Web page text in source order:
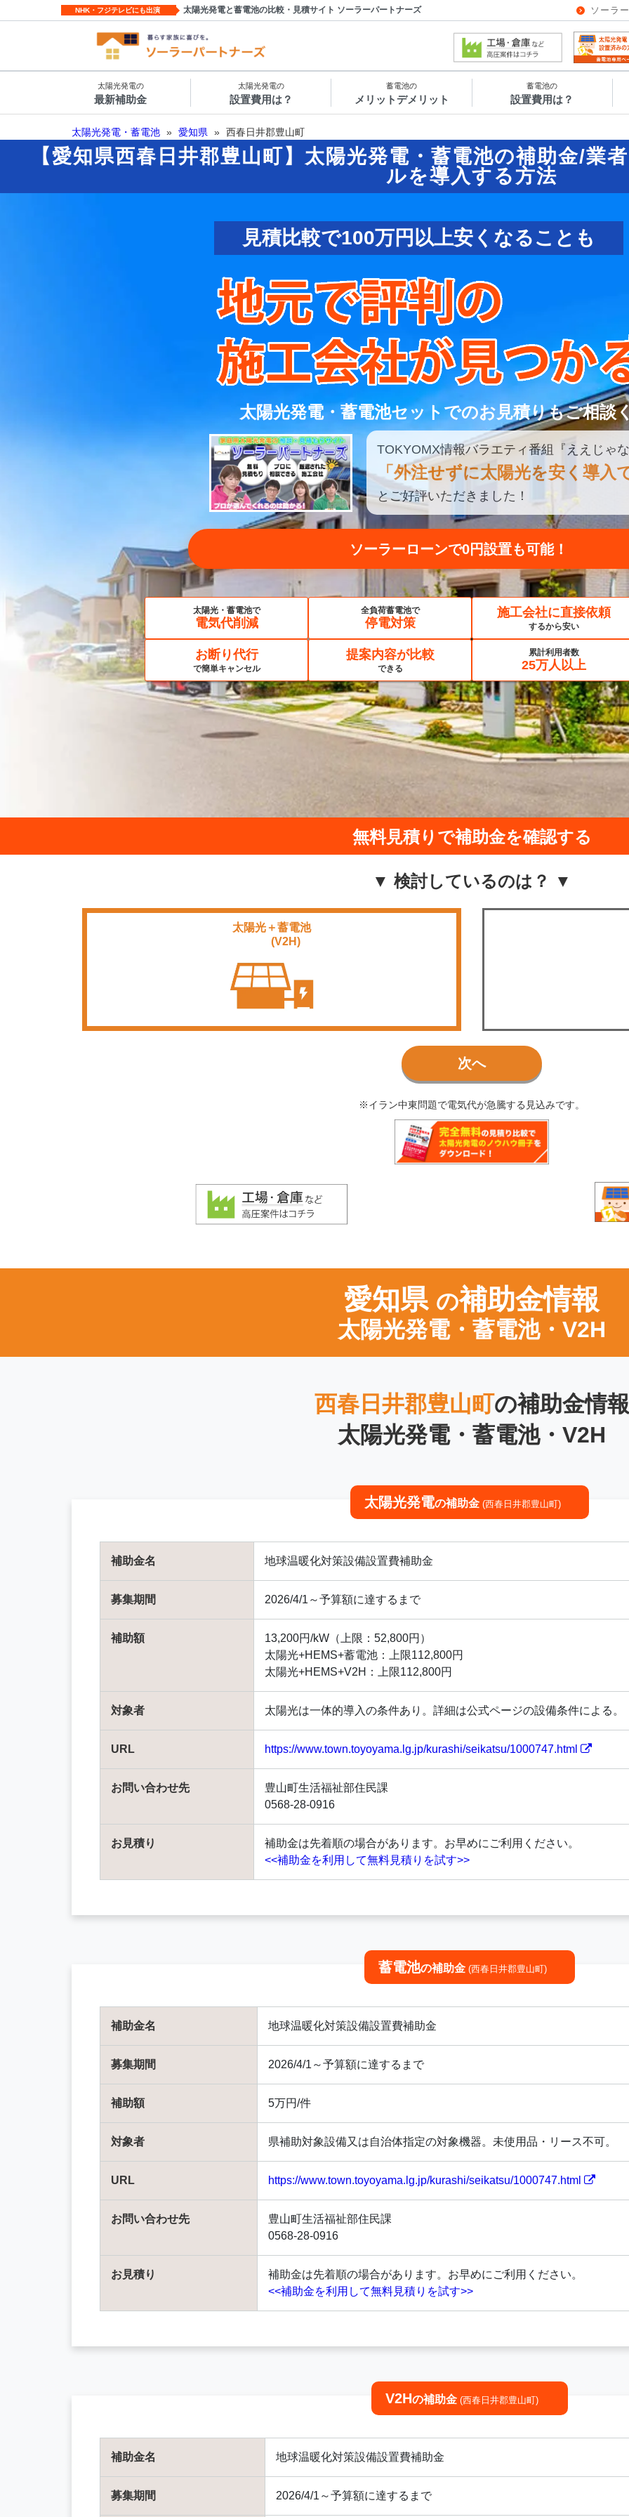
NHK・フジテレビにも出演 太陽光発電と蓄電池の比較・見積サイト ソーラーパートナーズ ソーラ
太陽光発電の
最新補助金
太陽光発電の
設置費用は？
蓄電池の
メリットデメリット
蓄電池の
設置費用は？
太陽光発電・蓄電池 » 愛知県 » 西春日井郡豊山町
【愛知県西春日井郡豊山町】太陽光発電・蓄電池の補助金/業
ルを導入する方法
見積比較で100万円以上安くなることも
太陽光発電・蓄電池セットでのお見積りもご相談
TOKYOMX情報バラエティ番組 『ええじゃ
「外注せずに太陽光を安く導入
とご好評いただきました！
ソーラーローンで0円設置も可能！
見積もり比較してみる
太陽光・蓄電池で
電気代削減
全負荷蓄電池で
停電対策
施工会社に直接依頼
するから安い
お断り代行
で簡単キャンセル
提案内容が比較
できる
累計利用者数
25万人以上
無料見積りで補助金を確認する
▼ 検討しているのは？ ▼
太陽光＋蓄電池
(V2H)
次へ
※イラン中東問題で電気代が急騰する見込みです。
愛知県 の補助金情報
太陽光発電・蓄電池・V2H
西春日井郡豊山町の補助金情報
太陽光発電・蓄電池・V2H
太陽光発電の補助金 (西春日井郡豊山町)
補助金名 地球温暖化対策設備設置費補助金
募集期間 2026/4/1～予算額に達するまで
補助額
13,200円/kW（上限：52,800円）
太陽光+HEMS+蓄電池：上限112,800円
太陽光+HEMS+V2H：上限112,800円
対象者 太陽光は一体的導入の条件あり。詳細は公式ページの設備条件による。
URL https://www.town.toyoyama.lg.jp/kurashi/seikatsu/1000747.html
お問い合わせ先
豊山町生活福祉部住民課
0568-28-0916
お見積り
補助金は先着順の場合があります。お早めにご利用ください。
<<補助金を利用して無料見積りを試す>>
蓄電池の補助金 (西春日井郡豊山町)
補助金名 地球温暖化対策設備設置費補助金
募集期間 2026/4/1～予算額に達するまで
補助額 5万円/件
対象者 県補助対象設備又は自治体指定の対象機器。未使用品・リース不可。
URL https://www.town.toyoyama.lg.jp/kurashi/seikatsu/1000747.html
お問い合わせ先
豊山町生活福祉部住民課
0568-28-0916
お見積り
補助金は先着順の場合があります。お早めにご利用ください。
<<補助金を利用して無料見積りを試す>>
V2Hの補助金 (西春日井郡豊山町)
補助金名 地球温暖化対策設備設置費補助金
募集期間 2026/4/1～予算額に達するまで